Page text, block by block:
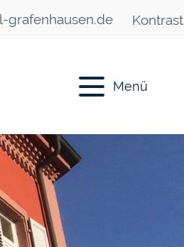
grafenhausen.de Kontrast
Menü